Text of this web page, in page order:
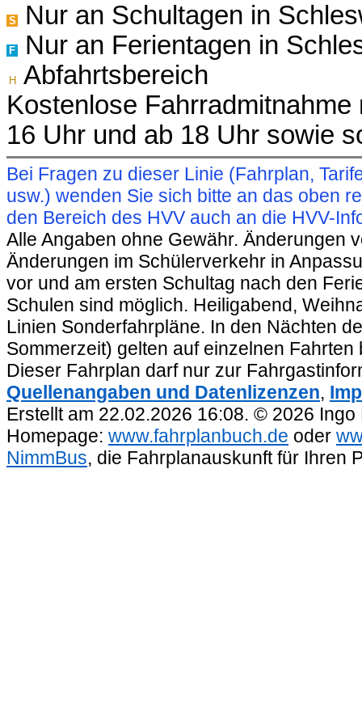
S Nur an Schultagen in
F Nur an Ferientagen in
H
Abfahrtsbereich
Kostenlose
16 Uhr und ab 18 Uhr sowie
Bei Fragen zu dieser Linie (Fahrplan,
usw.) wenden Sie sich bitte an das oben
den Bereich des HVV auch an die HVV-
Alle Angaben ohne Gewähr. Änderungen
Änderungen im Schülerverkehr in
vor und am ersten Schultag nach den
Schulen sind möglich. Heiligabend,
Linien Sonderfahrpläne. In den Nächten
Sommerzeit) gelten auf einzelnen
Dieser Fahrplan darf nur zur
Quellenangaben und Datenlizenzen,
Erstellt am 22.02.2026 16:08. © 2026
Homepage: www.fahrplanbuch.de oder
NimmBus, die Fahrplanauskunft für Ihren